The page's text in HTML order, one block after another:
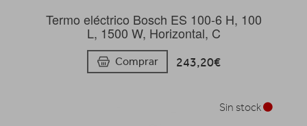
Termo eléctrico Bosch ES 100-6 H, 100
L, 1500 W, Horizontal, C
Comprar 243,20€
Sin stock